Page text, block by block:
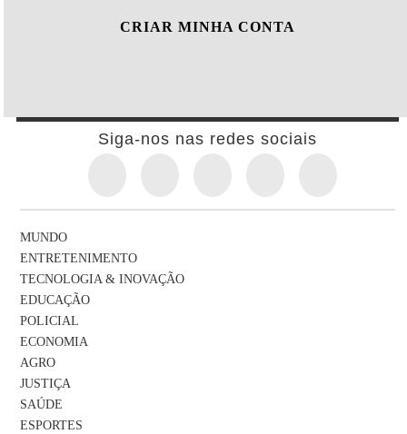
CRIAR MINHA CONTA
Siga-nos nas redes sociais
MUNDO
ENTRETENIMENTO
TECNOLOGIA & INOVAÇÃO
EDUCAÇÃO
POLICIAL
ECONOMIA
AGRO
JUSTIÇA
SAÚDE
ESPORTES